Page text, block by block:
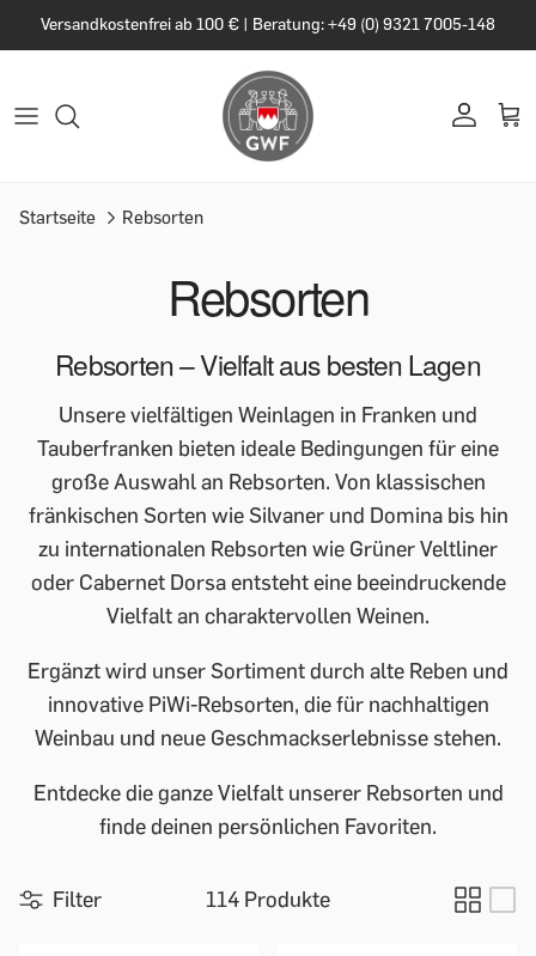
Versandkostenfrei ab 100 € | Beratung: +49 (0) 9321 7005-148
Startseite Rebsorten
Rebsorten
Rebsorten – Vielfalt aus besten Lagen
Unsere vielfältigen Weinlagen in Franken und
Tauberfranken bieten ideale Bedingungen für eine
große Auswahl an Rebsorten. Von klassischen
fränkischen Sorten wie Silvaner und Domina bis hin
zu internationalen Rebsorten wie Grüner Veltliner
oder Cabernet Dorsa entsteht eine beeindruckende
Vielfalt an charaktervollen Weinen.
Ergänzt wird unser Sortiment durch alte Reben und
innovative PiWi-Rebsorten, die für nachhaltigen
Weinbau und neue Geschmackserlebnisse stehen.
Entdecke die ganze Vielfalt unserer Rebsorten und
finde deinen persönlichen Favoriten.
Filter 114 Produkte